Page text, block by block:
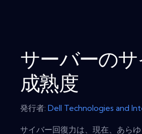
サーバーの
成熟度
発行者:Dell Technologies and
サイバー回復力は、現在、あら